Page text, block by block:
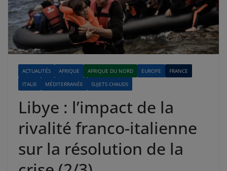
ACTUALITÉS AFRIQUE AFRIQUE DU NORD EUROPE
FRANCE
ITALIE
MÉDITERRANÉE SUJETS CHAUDS
Libye : l’impact de la
rivalité franco-italienne
sur la résolution de la